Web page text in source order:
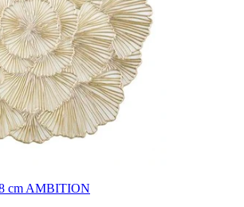
cm AMBITION